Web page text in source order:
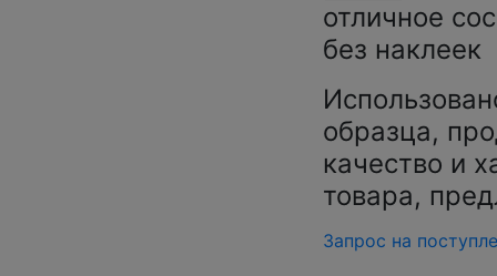
отличное
без наклеек
образца,
качество и
товара,
Запрос на